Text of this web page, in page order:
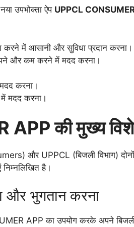
उपभोक्ता ऐप UPPCL
करने में आसानी और सुविधा प्रदान करना।
और कम करने में मदद करना।
करना।
मदद करना।
की मुख्य
और UPPCL (बिजली विभाग)
है।
और भुगतान करना
APP का उपयोग करके अपने